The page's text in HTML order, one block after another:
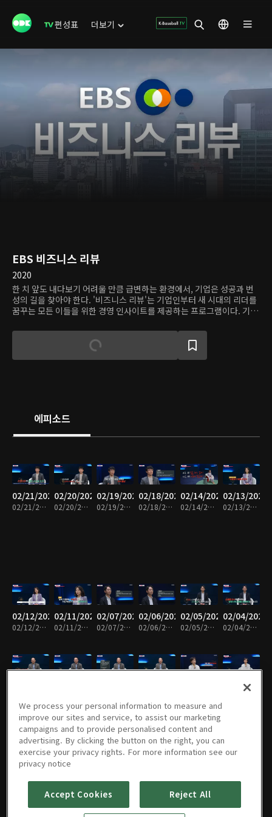
편성표 더보기
EBS 비즈니스 리뷰
2020
한 치 앞도 내다보기 어려울 만큼 급변하는 환경에서, 기업은 성공과 번
성의 길을 찾아야 한다. '비즈니스 리뷰'는 기업인부터 새 시대의 리더를
꿈꾸는 모든 이들을 위한 경영 인사이트를 제공하는 프로그램이다. 기업
다.
에피소드
02/21/2025
02/21/2025 • 14분
02/20/2025
02/20/2025 • 13분
02/19/2025
02/19/2025 • 14분
02/18/2025
02/18/2025 • 14분
02/14/2025
02/14/2025 • 12분
02/13/2025
02/13/2025 • 12분
02/12/2025
02/12/2025 • 11분
02/11/2025
02/11/2025 • 12분
02/07/2025
02/07/2025 • 13분
02/06/2025
02/06/2025 • 11분
02/05/2025
02/05/2025 • 12분
02/04/2025
02/04/2025 • 13분
01/23/2025
01/22/2025
01/22/2025 • 13분
01/21/202501/17/202501/16/202501/15/202501/14/2025
We process your personal information to measure and
improve our sites and service, to assist our marketing
campaigns and to provide personalised content and
advertising. By clicking the button on the right, you can
exercise your privacy rights. For more information see our
privacy notice
Accept Cookies Reject All